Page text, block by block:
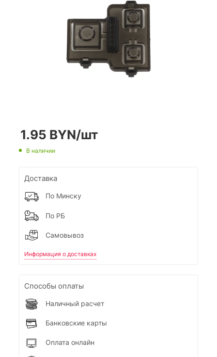
1.95 BYN/шт
В наличии
Доставка
По Минску
По РБ
Самовывоз
Информация о доставках
Способы оплаты
Наличный расчет
Банковские карты
Оплата онлайн